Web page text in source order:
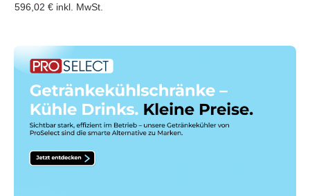
596,02 € inkl. MwSt.